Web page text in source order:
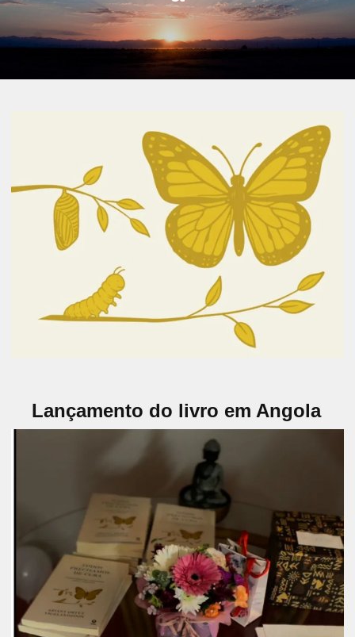
Lançamento do livro em Angola
Inscreve-te aqui para estares presente
Inscreve-te aqui para estares presente
AUTOCONHECIMENTO AUTOCURA
CURAHOLÍSTICA
DESPERTARDACONSCIÊNCIA
DICLA BURITY
LANÇAMENTODOLIVRO
LIVROINSPIRADOR
LUANDA
NOVEMBROEDITORIAL
PRANA ANGOLA
PRANICHEALING
TODOSPRECISAMOSDECURA